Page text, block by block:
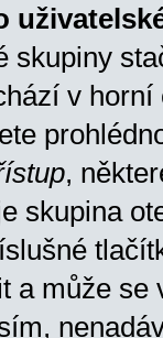
skupiny
v horní
,
skupina
a může se